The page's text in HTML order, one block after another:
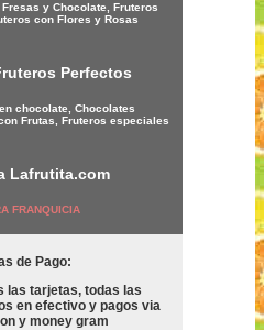
y Chocolate, Fruteros
con Flores y Rosas
Perfectos
chocolate, Chocolates
Frutas, Fruteros especiales
Lafrutita.com
FRANQUICIA
de Pago:
las tarjetas, todas las
en efectivo y pagos via
y money gram